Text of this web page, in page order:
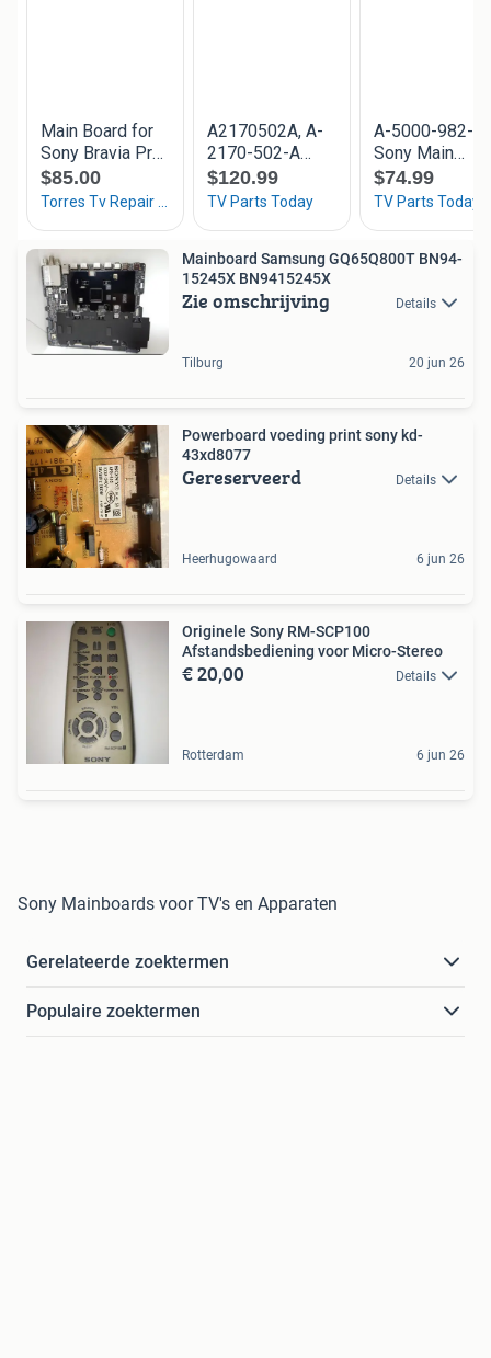
Mainboard Samsung GQ65Q800T BN94-
15245X BN9415245X
Zie omschrijving Details
Tilburg 20 jun 26
Powerboard voeding print sony kd-
43xd8077
Gereserveerd Details
Heerhugowaard 6 jun 26
Originele Sony RM-SCP100
Afstandsbediening voor Micro-Stereo
€ 20,00 Details
Rotterdam 6 jun 26
Sony Mainboards voor TV's en Apparaten
Gerelateerde zoektermen
Populaire zoektermen